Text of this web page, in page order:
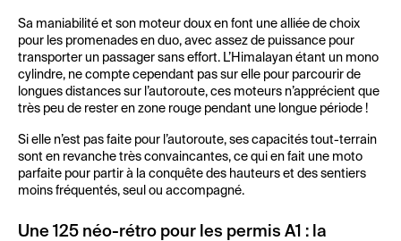
Sa maniabilité et son moteur doux en font une alliée de choix
pour les promenades en duo, avec assez de puissance pour
transporter un passager sans effort. L’Himalayan étant un mono
cylindre, ne compte cependant pas sur elle pour parcourir de
longues distances sur l’autoroute, ces moteurs n’apprécient que
très peu de rester en zone rouge pendant une longue période !
Si elle n’est pas faite pour l’autoroute, ses capacités tout-terrain
sont en revanche très convaincantes, ce qui en fait une moto
parfaite pour partir à la conquête des hauteurs et des sentiers
moins fréquentés, seul ou accompagné.
Une 125 néo-rétro pour les permis A1 : la